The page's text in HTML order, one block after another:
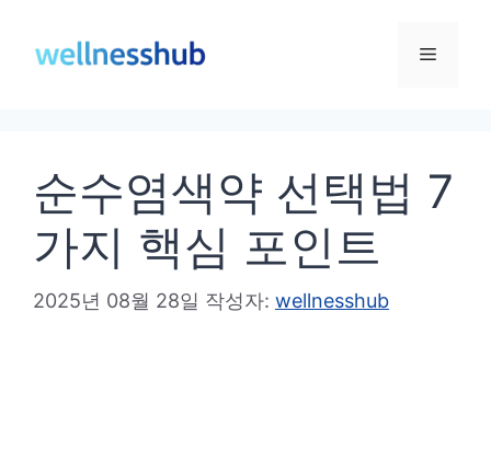
메
순수염색약 선택법 7
가지 핵심 포인트
2025년 08월 28일 작성자: wellnesshub